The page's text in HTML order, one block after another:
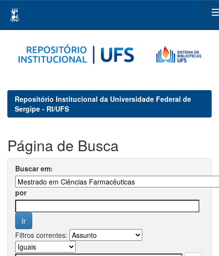
navigation
Repositório Institucional da Universidade Federal de
Sergipe - RI/UFS
Página de Busca
Buscar em:
por
Filtros correntes: